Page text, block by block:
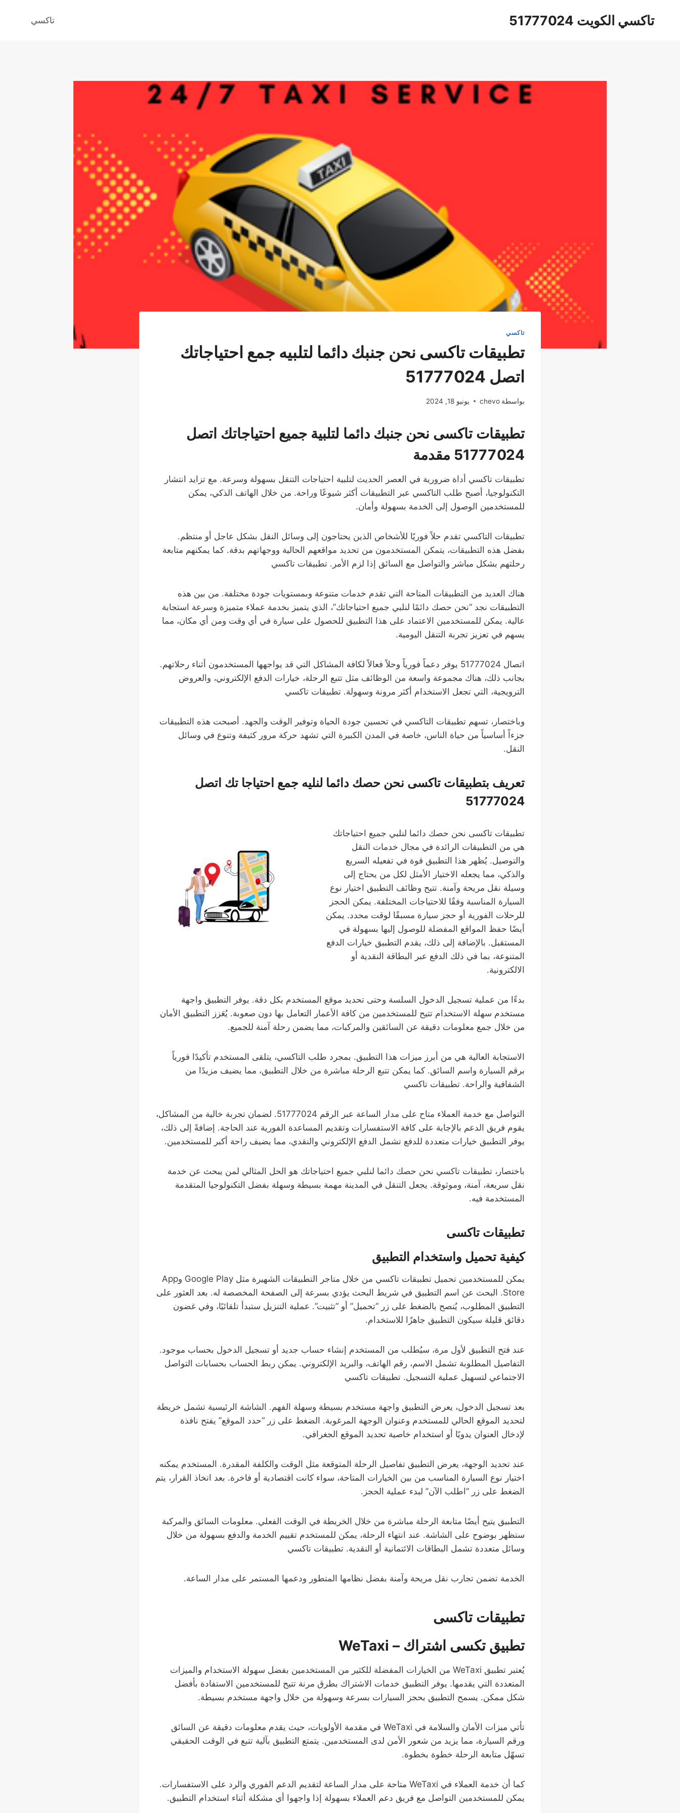
تاكسي الكويت 51777024 تاكسي
تاكسي
تطبيقات تاكسى نحن جنبك دائما لتلبيه جمع احتياجاتك
اتصل 51777024
بواسطة chevo يونيو 18, 2024
تطبيقات تاكسى نحن جنبك دائما لتلبية جميع احتياجاتك اتصل
51777024 مقدمة
تطبيقات تاكسي أداة ضرورية في العصر الحديث لتلبية احتياجات التنقل بسهولة وسرعة. مع تزايد انتشار
التكنولوجيا، أصبح طلب التاكسي عبر التطبيقات أكثر شيوعًا وراحة. من خلال الهاتف الذكي، يمكن
للمستخدمين الوصول إلى الخدمة بسهولة وأمان.
تطبيقات التاكسي تقدم حلاً فوريًا للأشخاص الذين يحتاجون إلى وسائل النقل بشكل عاجل أو منتظم.
بفضل هذه التطبيقات، يتمكن المستخدمون من تحديد مواقعهم الحالية ووجهاتهم بدقة. كما يمكنهم متابعة
رحلتهم بشكل مباشر والتواصل مع السائق إذا لزم الأمر. تطبيقات تاكسي
هناك العديد من التطبيقات المتاحة التي تقدم خدمات متنوعة وبمستويات جودة مختلفة. من بين هذه
التطبيقات نجد “نحن حصك دائمًا لنلبي جميع احتياجاتك”، الذي يتميز بخدمة عملاء متميزة وسرعة استجابة
عالية. يمكن للمستخدمين الاعتماد على هذا التطبيق للحصول على سيارة في أي وقت ومن أي مكان، مما
يسهم في تعزيز تجربة التنقل اليومية.
اتصال 51777024 يوفر دعماً فورياً وحلاً فعالاً لكافة المشاكل التي قد يواجهها المستخدمون أثناء رحلاتهم.
بجانب ذلك، هناك مجموعة واسعة من الوظائف مثل تتبع الرحلة، خيارات الدفع الإلكتروني، والعروض
الترويجية، التي تجعل الاستخدام أكثر مرونة وسهولة. تطبيقات تاكسي
وباختصار، تسهم تطبيقات التاكسي في تحسين جودة الحياة وتوفير الوقت والجهد. أصبحت هذه التطبيقات
جزءاً أساسياً من حياة الناس، خاصة في المدن الكبيرة التي تشهد حركة مرور كثيفة وتنوع في وسائل
النقل.
تعريف بتطبيقات تاكسى نحن حصك دائما لنليه جمع احتياجا تك اتصل
51777024
تطبيقات تاكسى نحن حصك دائما لنلبي جميع احتياجاتك
هي من التطبيقات الرائدة في مجال خدمات النقل
والتوصيل. يُظهر هذا التطبيق قوة في تفعيله السريع
والذكي، مما يجعله الاختيار الأمثل لكل من يحتاج إلى
وسيلة نقل مريحة وآمنة. تتيح وظائف التطبيق اختيار نوع
السيارة المناسبة وفقًا للاحتياجات المختلفة. يمكن الحجز
للرحلات الفورية أو حجز سيارة مسبقًا لوقت محدد. يمكن
أيضًا حفظ المواقع المفضلة للوصول إليها بسهولة في
المستقبل. بالإضافة إلى ذلك، يقدم التطبيق خيارات الدفع
المتنوعة، بما في ذلك الدفع عبر البطاقة النقدية أو
الالكترونية.
بدءًا من عملية تسجيل الدخول السلسة وحتى تحديد موقع المستخدم بكل دقة. يوفر التطبيق واجهة
مستخدم سهلة الاستخدام تتيح للمستخدمين من كافة الأعمار التعامل بها دون صعوبة. يُعَزز التطبيق الأمان
من خلال جمع معلومات دقيقة عن السائقين والمركبات، مما يضمن رحلة آمنة للجميع.
الاستجابة العالية هي من أبرز ميزات هذا التطبيق. بمجرد طلب التاكسي، يتلقى المستخدم تأكيدًا فورياً
برقم السيارة واسم السائق. كما يمكن تتبع الرحلة مباشرة من خلال التطبيق، مما يضيف مزيدًا من
الشفافية والراحة. تطبيقات تاكسي
التواصل مع خدمة العملاء متاح على مدار الساعة عبر الرقم 51777024. لضمان تجربة خالية من المشاكل،
يقوم فريق الدعم بالإجابة على كافة الاستفسارات وتقديم المساعدة الفورية عند الحاجة. إضافةً إلى ذلك،
يوفر التطبيق خيارات متعددة للدفع تشمل الدفع الإلكتروني والنقدي، مما يضيف راحة أكبر للمستخدمين.
باختصار، تطبيقات تاكسي نحن حصك دائما لنلبي جميع احتياجاتك هو الحل المثالي لمن يبحث عن خدمة
نقل سريعة، آمنة، وموثوقة. يجعل التنقل في المدينة مهمة بسيطة وسهلة بفضل التكنولوجيا المتقدمة
المستخدمة فيه.
تطبيقات تاكسى
كيفية تحميل واستخدام التطبيق
يمكن للمستخدمين تحميل تطبيقات تاكسي من خلال متاجر التطبيقات الشهيرة مثل Google Play وApp
Store. البحث عن اسم التطبيق في شريط البحث يؤدي بسرعة إلى الصفحة المخصصة له. بعد العثور على
التطبيق المطلوب، يُنصح بالضغط على زر “تحميل” أو “تثبيت”. عملية التنزيل ستبدأ تلقائيًا، وفي غضون
دقائق قليلة سيكون التطبيق جاهزًا للاستخدام.
عند فتح التطبيق لأول مرة، سيُطلب من المستخدم إنشاء حساب جديد أو تسجيل الدخول بحساب موجود.
التفاصيل المطلوبة تشمل الاسم، رقم الهاتف، والبريد الإلكتروني. يمكن ربط الحساب بحسابات التواصل
الاجتماعي لتسهيل عملية التسجيل. تطبيقات تاكسي
بعد تسجيل الدخول، يعرض التطبيق واجهة مستخدم بسيطة وسهلة الفهم. الشاشة الرئيسية تشمل خريطة
لتحديد الموقع الحالي للمستخدم وعنوان الوجهة المرغوبة. الضغط على زر “حدد الموقع” يفتح نافذة
لإدخال العنوان يدويًا أو استخدام خاصية تحديد الموقع الجغرافي.
عند تحديد الوجهة، يعرض التطبيق تفاصيل الرحلة المتوقعة مثل الوقت والكلفة المقدرة. المستخدم يمكنه
اختيار نوع السيارة المناسب من بين الخيارات المتاحة، سواء كانت اقتصادية أو فاخرة. بعد اتخاذ القرار، يتم
الضغط على زر “اطلب الآن” لبدء عملية الحجز.
التطبيق يتيح أيضًا متابعة الرحلة مباشرة من خلال الخريطة في الوقت الفعلي. معلومات السائق والمركبة
ستظهر بوضوح على الشاشة. عند انتهاء الرحلة، يمكن للمستخدم تقييم الخدمة والدفع بسهولة من خلال
وسائل متعددة تشمل البطاقات الائتمانية أو النقدية. تطبيقات تاكسي
الخدمة تضمن تجارب نقل مريحة وآمنة بفضل نظامها المتطور ودعمها المستمر على مدار الساعة.
تطبيقات تاكسى
تطبيق تكسى اشتراك – WeTaxi
يُعتبر تطبيق WeTaxi من الخيارات المفضلة للكثير من المستخدمين بفضل سهولة الاستخدام والميزات
المتعددة التي يقدمها. يوفر التطبيق خدمات الاشتراك بطرق مرنة تتيح للمستخدمين الاستفادة بأفضل
شكل ممكن. يسمح التطبيق بحجز السيارات بسرعة وسهولة من خلال واجهة مستخدم بسيطة.
تأتي ميزات الأمان والسلامة في WeTaxi في مقدمة الأولويات، حيث يقدم معلومات دقيقة عن السائق
ورقم السيارة، مما يزيد من شعور الأمن لدى المستخدمين. يتمتع التطبيق بآلية تتبع في الوقت الحقيقي
تسهّل متابعة الرحلة خطوة بخطوة.
كما أن خدمة العملاء في WeTaxi متاحة على مدار الساعة لتقديم الدعم الفوري والرد على الاستفسارات.
يمكن للمستخدمين التواصل مع فريق دعم العملاء بسهولة إذا واجهوا أي مشكلة أثناء استخدام التطبيق.